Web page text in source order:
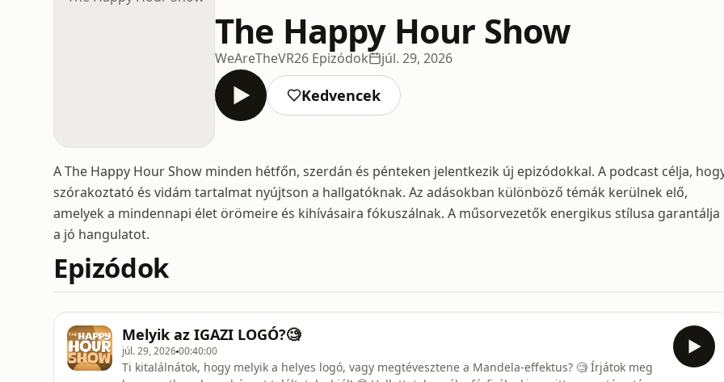
The Happy Hour Show
WeAreTheVR26 Epizódok júl. 29, 2026
Kedvencek
A The Happy Hour Show minden hétfőn, szerdán és pénteken jelentkezik új epizódokkal. A podcast célja,
szórakoztató és vidám tartalmat nyújtson a hallgatóknak. Az adásokban különböző témák kerülnek elő,
amelyek a mindennapi élet örömeire és kihívásaira fókuszálnak. A műsorvezetők energikus stílusa garantálja
a jó hangulatot.
Epizódok
Melyik az IGAZI LOGÓ?🧐
júl. 29, 202600:40:00
Ti kitalálnátok, hogy melyik a helyes logó, vagy megtévesztene a Mandela-effektus? 🧐 Írjátok meg